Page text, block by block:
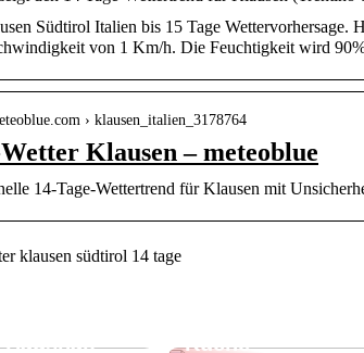
Südtirol Italien bis 15 Tage Wettervorhersage.
von 1 Km/h. Die Feuchtigkeit wird
› klausen_italien_3178764
Klausen – meteoblue
14-Tage-Wettertrend für Klausen mit
klausen südtirol 14 tage
Küche